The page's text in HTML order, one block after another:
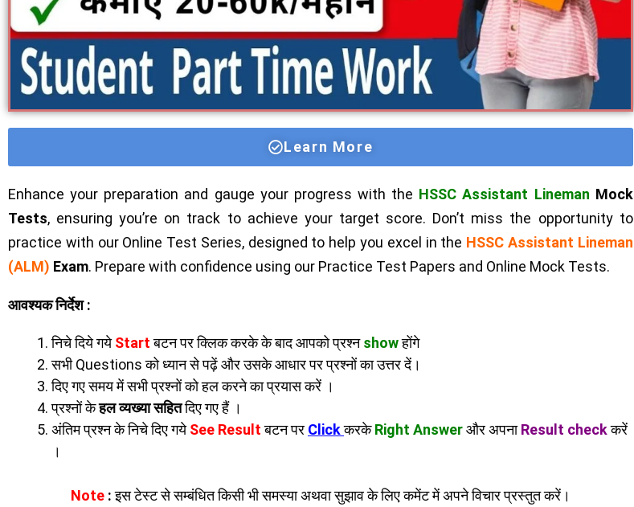
Learn More
Enhance your preparation and gauge your progress with the HSSC Assistant Lineman Mock
Tests, ensuring you’re on track to achieve your target score. Don’t miss the opportunity to
practice with our Online Test Series, designed to help you excel in the HSSC Assistant Lineman
(ALM) Exam. Prepare with confidence using our Practice Test Papers and Online Mock Tests.
आवश्यक निर्देश :
निचे दिये गयेStartबटन पर क्लिक करके के बाद आपको प्रश्नshowहोंगे
सभी Questions को ध्यान से पढ़ें और उसके आधार पर प्रश्नों का उत्तर दें।
दिए गए समय में सभी प्रश्नों को हल करने का प्रयास करें ।
प्रश्नों केहल व्यख्या सहितदिए गए हैं ।
अंतिम प्रश्न के निचे दिए गयेSee Resultबटन पर ClickकरकेRight Answerऔर अपनाResult checkकरें
।
Note:इस टेस्ट से सम्बंधित किसी भी समस्या अथवा सुझाव के लिए कमेंट में अपने विचार प्रस्तुत करें।